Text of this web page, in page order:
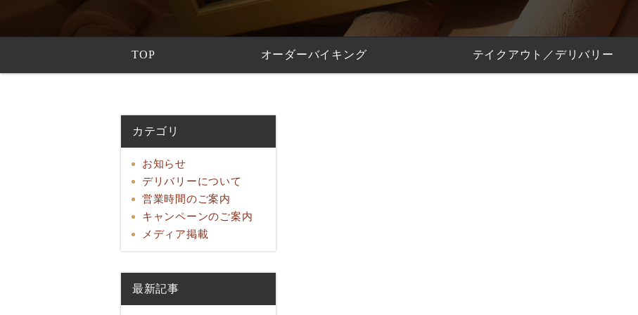
TOP オーダーバイキング テイクアウト／デリバリー
カテゴリ
お知らせ
デリバリーについて
営業時間のご案内
キャンペーンのご案内
メディア掲載
最新記事